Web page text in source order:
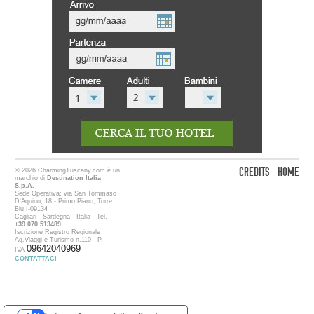
© 2026 CharmingTuscany.com è un
marchio diDestination Italia
S.p.A.
Sede Operativa: via San Tommaso
D'Aquino, 18 - Primo Piano, Torre
Blu I-09134
Cagliari - Sardegna - Italia - Tel.
+39.070.513489
Iscrizione Registro Regionale
Ag.Viaggi e Turismo n.110 - P.
IVA09642040969
CONTATTACI
CREDITS HOME